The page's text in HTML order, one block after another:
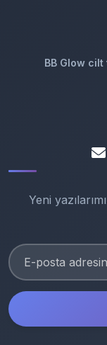
BB Glow cilt
Yeni